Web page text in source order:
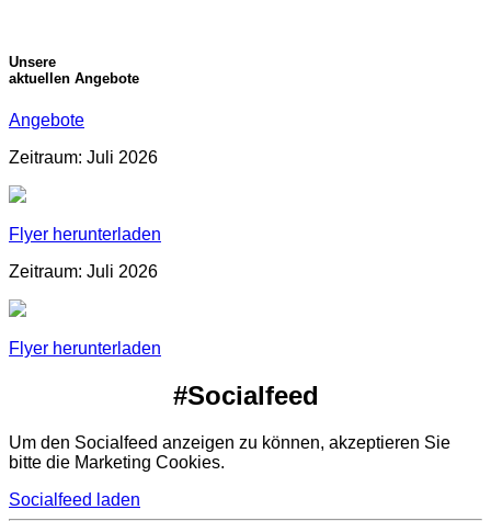
Unsere
aktuellen Angebote
Angebote
Zeitraum: Juli 2026
Flyer herunterladen
Zeitraum: Juli 2026
Flyer herunterladen
#Socialfeed
Um den Socialfeed anzeigen zu können, akzeptieren Sie
bitte die Marketing Cookies.
Socialfeed laden